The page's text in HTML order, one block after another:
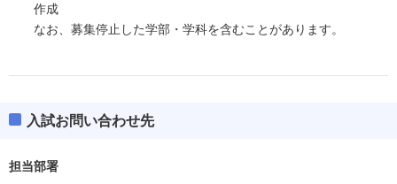
作成
なお、募集停止した学部・学科を含むことがあります。
入試お問い合わせ先
担当部署